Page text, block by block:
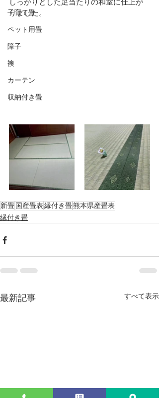
子育て畳
ペット用畳
障子
襖
カーテン
収納付き畳
りました。
新畳国産畳表縁付き畳熊本県産畳表
縁付き畳
最新記事 すべて表示